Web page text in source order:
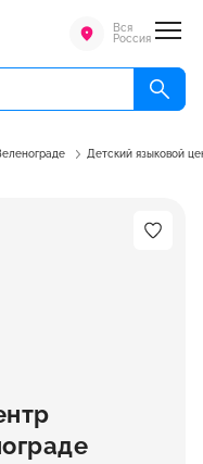
Вся
Россия
Детский языковой